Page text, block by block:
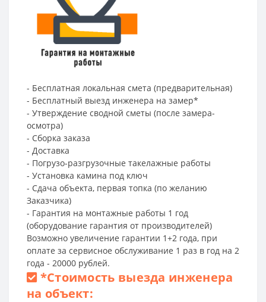
- Бесплатная локальная смета (предварительная)
- Бесплатный выезд инженера на замер*
- Утверждение сводной сметы (после замера-
осмотра)
- Сборка заказа
- Доставка
- Погрузо-разгрузочные такелажные работы
- Установка камина под ключ
- Сдача объекта, первая топка (по желанию
Заказчика)
- Гарантия на монтажные работы 1 год
(оборудование гарантия от производителей)
Возможно увеличение гарантии 1+2 года, при
оплате за сервисное обслуживание 1 раз в год на 2
года - 20000 рублей.
*Стоимость выезда инженера
на объект: